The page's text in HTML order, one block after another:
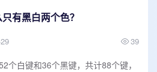
有黑白两个色？
39
个白键和36个黑键，共计88个键，